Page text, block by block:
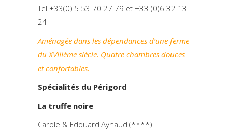
Tel +33(0) 5 53 70 27 79 et +33 (0)6 32 13
24
Aménagée dans les dépendances d’une ferme
du XVIIIème siècle. Quatre chambres douces
et confortables.
Spécialités du Périgord
La truffe noire
Carole & Edouard Aynaud (****)